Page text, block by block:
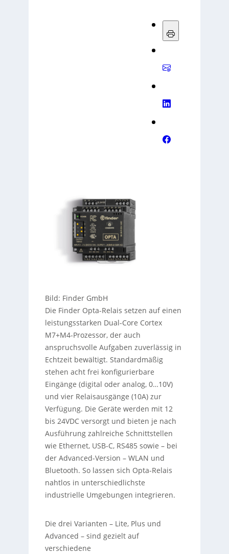
Bild: Finder GmbH
Die Finder Opta-Relais setzen auf einen
leistungsstarken Dual-Core Cortex
M7+M4-Prozessor, der auch
anspruchsvolle Aufgaben zuverlässig in
Echtzeit bewältigt. Standardmäßig
stehen acht frei konfigurierbare
Eingänge (digital oder analog, 0…10V)
und vier Relaisausgänge (10A) zur
Verfügung. Die Geräte werden mit 12
bis 24VDC versorgt und bieten je nach
Ausführung zahlreiche Schnittstellen
wie Ethernet, USB-C, RS485 sowie – bei
der Advanced-Version – WLAN und
Bluetooth. So lassen sich Opta-Relais
nahtlos in unterschiedlichste
industrielle Umgebungen integrieren.
Die drei Varianten – Lite, Plus und
Advanced – sind gezielt auf
verschiedene